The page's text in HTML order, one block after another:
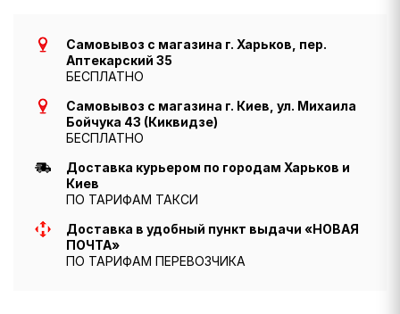
Самовывоз с магазина г. Харьков, пер.
Аптекарский 35
БЕСПЛАТНО
Самовывоз с магазина г. Киев, ул. Михаила
Бойчука 43 (Киквидзе)
БЕСПЛАТНО
Доставка курьером по городам Харьков и
Киев
ПО ТАРИФАМ ТАКСИ
Доставка в удобный пункт выдачи «НОВАЯ
ПОЧТА»
ПО ТАРИФАМ ПЕРЕВОЗЧИКА